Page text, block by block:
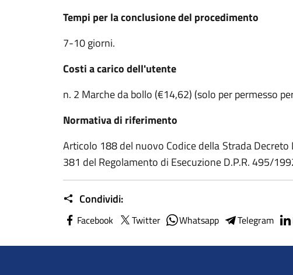
Tempi per la conclusione del procedimento
7-10 giorni.
Costi a carico dell'utente
n. 2 Marche da bollo (€14,62) (solo per permesso
Normativa di riferimento
Articolo 188 del nuovo Codice della Strada
381 del Regolamento di Esecuzione D.P.R. 495/
Condividi:
Facebook Twitter Whatsapp Telegram